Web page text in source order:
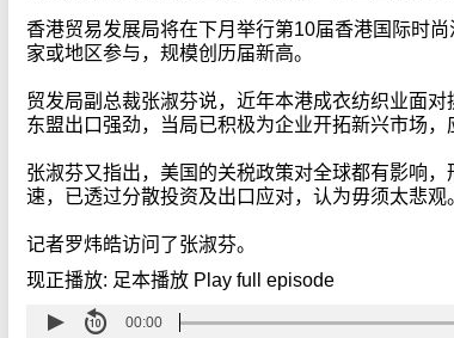
香港贸易发展局将在下月举行第10届香港国际时
家或地区参与，规模创历届新高。
贸发局副总裁张淑芬说，近年本港成衣纺织业面
东盟出口强劲，当局已积极为企业开拓新兴市场，
张淑芬又指出，美国的关税政策对全球都有影响
速，已透过分散投资及出口应对，认为毋须太悲观
记者罗炜皓访问了张淑芬。
现正播放: 足本播放 Play full episode
00:00